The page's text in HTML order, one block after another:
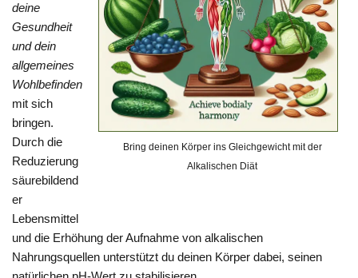
Bring deinen Körper ins Gleichgewicht mit der
Alkalischen Diät
deine
Gesundheit
und dein
allgemeines
Wohlbefinden
mit sich
bringen.
Durch die
Reduzierung
säurebildend
er
Lebensmittel
und die Erhöhung der Aufnahme von alkalischen
Nahrungsquellen unterstützt du deinen Körper dabei, seinen